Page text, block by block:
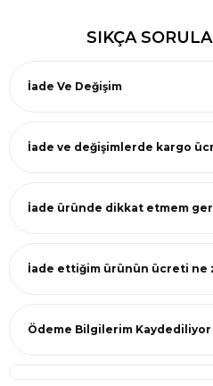
SIKÇA
İade Ve Değişim
İade ve değişimlerde kargo
İade üründe dikkat etmem
İade ettiğim ürünün ücreti ne
Ödeme Bilgilerim Kaydediliyor